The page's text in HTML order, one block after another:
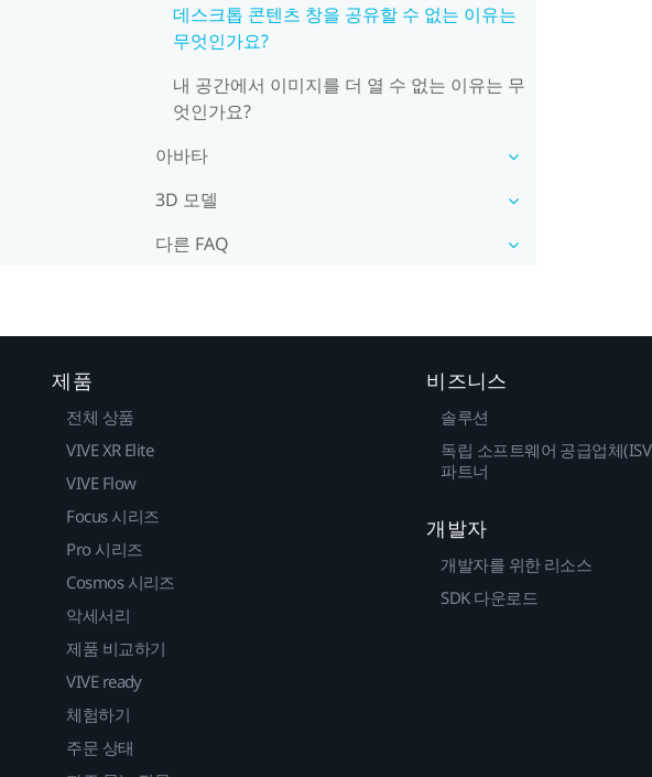
데스크톱 콘텐츠 창을 공유할 수 없는 이유는
무엇인가요?
내 공간에서 이미지를 더 열 수 없는 이유는 무
엇인가요?
아바타
3D 모델
다른 FAQ
제품
전체 상품
VIVE XR Elite
VIVE Flow
Focus 시리즈
Pro 시리즈
Cosmos 시리즈
악세서리
제품 비교하기
VIVE ready
체험하기
주문 상태
비즈니스
솔루션
독립 소프트웨어 공급업체
파트너
개발자
개발자를 위한 리소스
SDK 다운로드